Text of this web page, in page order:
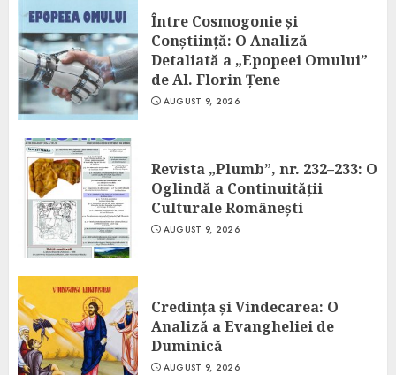
Între Cosmogonie și
Conștiință: O Analiză
Detaliată a „Epopeei Omului”
de Al. Florin Țene
AUGUST 9, 2026
Revista „Plumb”, nr. 232–233: O
Oglindă a Continuității
Culturale Românești
AUGUST 9, 2026
Credința și Vindecarea: O
Analiză a Evangheliei de
Duminică
AUGUST 9, 2026